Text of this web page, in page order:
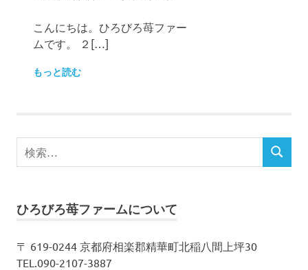
こんにちは。ひろびろ苺ファー
ムです。 ２[…]
もっと読む
検
索
検
ひろびろ苺ファームについて
〒 619-0244 京都府相楽郡精華町北稲八間上坪30
TEL.090-2107-3887